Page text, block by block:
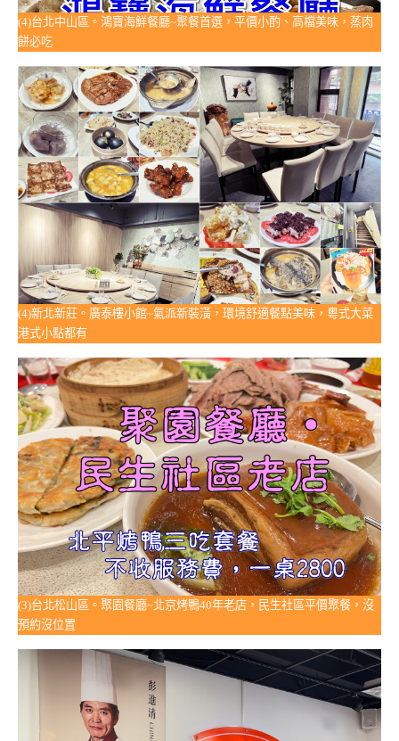
(4)台北中山區。鴻寶海鮮餐廳~聚餐首選，平價小酌、高檔美味，蒸肉
餅必吃
(4)新北新莊。廣泰樓小館~氣派新裝潢，環境舒適餐點美味，粵式大菜
港式小點都有
(3)台北松山區。聚園餐廳~北京烤鴨40年老店，民生社區平價聚餐，沒
預約沒位置